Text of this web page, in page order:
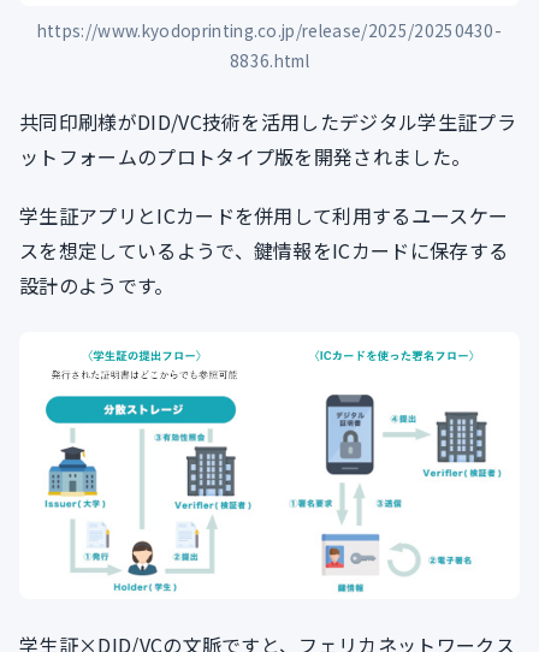
https://www.kyodoprinting.co.jp/release/2025/20250430-
8836.html
共同印刷様がDID/VC技術を活用したデジタル学生証プラ
ットフォームのプロトタイプ版を開発されました。
学生証アプリとICカードを併用して利用するユースケー
スを想定しているようで、鍵情報をICカードに保存する
設計のようです。
学生証×DID/VCの文脈ですと、フェリカネットワークス